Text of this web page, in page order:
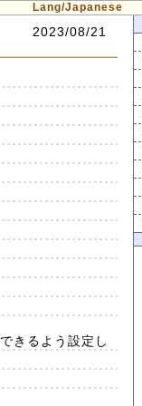
Lang/Japanese
2023/08/21
きるよう設定し